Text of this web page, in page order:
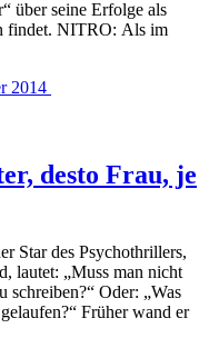
über seine Erfolge als
findet. NITRO: Als im
2014
desto Frau, je
Star des Psychothrillers,
lautet: „Muss man nicht
schreiben?“ Oder: „Was
Früher wand er